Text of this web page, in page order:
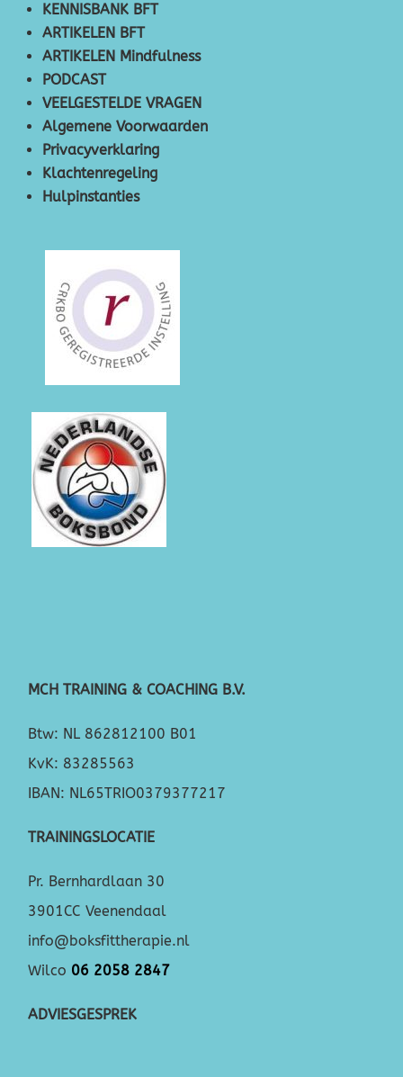
KENNISBANK BFT
ARTIKELEN BFT
ARTIKELEN Mindfulness
PODCAST
VEELGESTELDE VRAGEN
Algemene Voorwaarden
Privacyverklaring
Klachtenregeling
Hulpinstanties
MCH TRAINING & COACHING B.V.
Btw: NL 862812100 B01
KvK: 83285563
IBAN: NL65TRIO0379377217
TRAININGSLOCATIE
Pr. Bernhardlaan 30
3901CC Veenendaal
info@boksfittherapie.nl
Wilco 06 2058 2847
ADVIESGESPREK